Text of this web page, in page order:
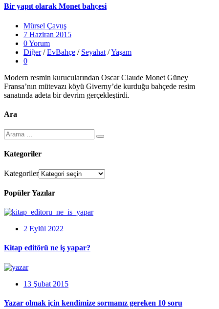
Bir yapıt olarak Monet bahçesi
Mürsel Çavuş
7 Haziran 2015
0 Yorum
Diğer/EvBahçe / Seyahat /Yaşam
0
Modern resmin kurucularından Oscar Claude Monet Güney
Fransa’nın mütevazı köyü Giverny’de kurduğu bahçede resim
sanatında adeta bir devrim gerçekleştirdi.
Ara
Kategoriler
Kategoriler
Popüler Yazılar
2 Eylül 2022
Kitap editörü ne iş yapar?
13 Şubat 2015
Yazar olmak için kendimize sormanız gereken 10 soru